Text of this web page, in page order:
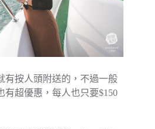
有按人頭附送的，不過一般
有超優惠，每人也只要$150